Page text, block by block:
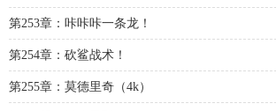
第253章：咔咔咔一条龙！
第254章：砍鲨战术！
第255章：莫德里奇（4k）